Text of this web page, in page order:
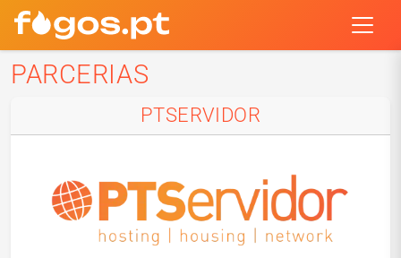
PARCERIAS
PTSERVIDOR